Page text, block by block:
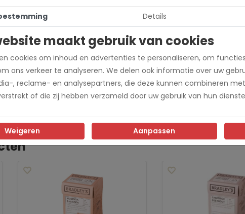
Bradley's
25
Details
maakt gebruik van cookies
cookies om inhoud en advertenties te personaliseren, om
ons verkeer te analyseren. We delen ook informatie over uw
, reclame- en analysepartners, die deze kunnen combineren
of die zij hebben verzameld door uw gebruik van hun
Weigeren Aanpassen